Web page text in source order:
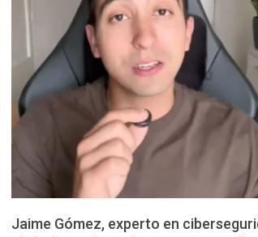
Jaime Gómez, experto en